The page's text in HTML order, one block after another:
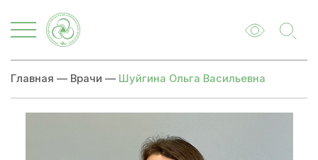
Главная — Врачи — Шуйгина Ольга Васильевна